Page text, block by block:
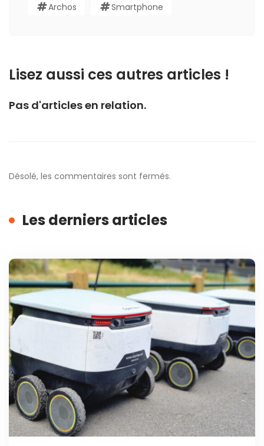
Archos Smartphone
Lisez aussi ces autres articles !
Pas d'articles en relation.
Désolé, les commentaires sont fermés.
Les derniers articles